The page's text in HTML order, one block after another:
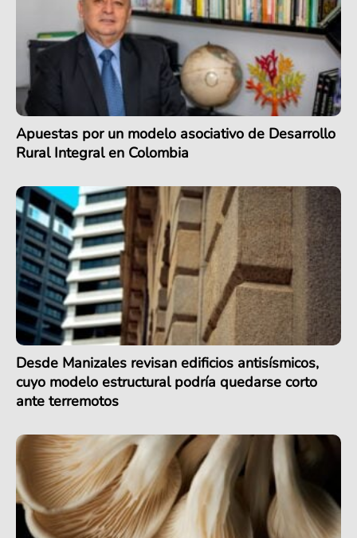
Apuestas por un modelo asociativo de Desarrollo
Rural Integral en Colombia
Desde Manizales revisan edificios antisísmicos,
cuyo modelo estructural podría quedarse corto
ante terremotos